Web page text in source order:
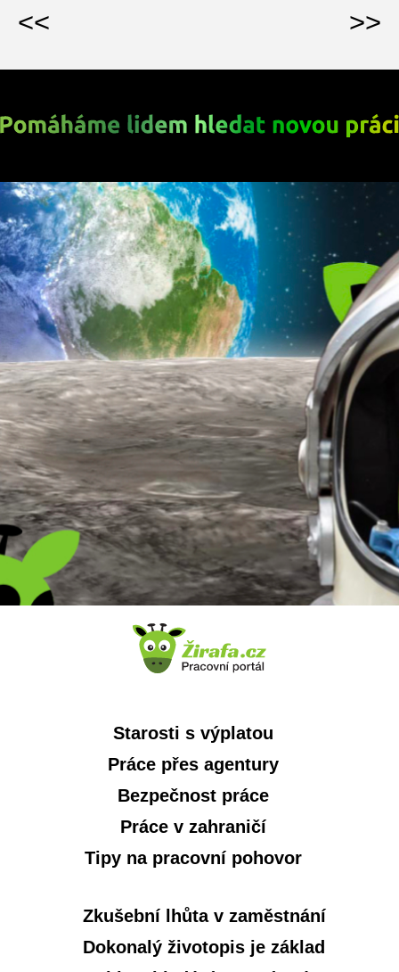
<< >>
Starosti s výplatou
Práce přes agentury
Bezpečnost práce
Práce v zahraničí
Tipy na pracovní pohovor
Zkušební lhůta v zaměstnání
Dokonalý životopis je základ